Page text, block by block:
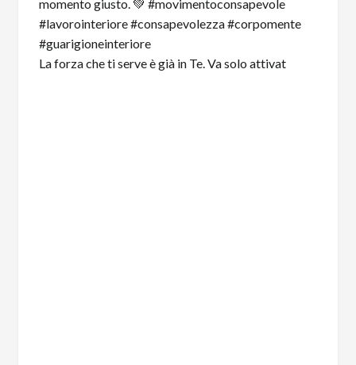
La forza che ti serve è già in Te. Va solo attivat